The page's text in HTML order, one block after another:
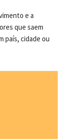
e a
que saem
país, cidade ou